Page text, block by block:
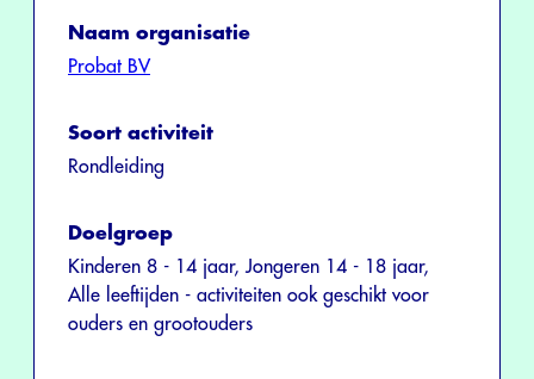
Naam organisatie
Probat BV
Soort activiteit
Rondleiding
Doelgroep
Kinderen 8 - 14 jaar, Jongeren 14 - 18 jaar,
Alle leeftijden - activiteiten ook geschikt voor
ouders en grootouders